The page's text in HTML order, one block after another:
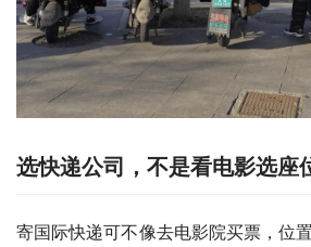
选快递公司，不是看电影选座
寄国际快递可不像去电影院买票，位